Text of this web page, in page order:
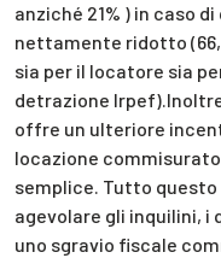
anziché 21% ) in caso
nettamente ridotto
sia per il locatore sia
detrazione
offre un ulteriore
locazione commisurato
semplice. Tutto
agevolare gli inquilini, i
uno sgravio fiscale